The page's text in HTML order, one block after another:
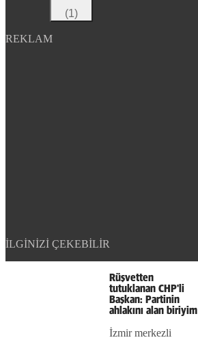
(1)
REKLAM
İLGINIZI ÇEKEBILIR
Play
VideoRüşvetten
tutuklanan CHP'li
Başkan: Partinin
ahlakını alan biriyim
İzmir merkezli